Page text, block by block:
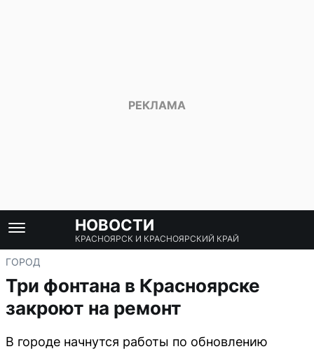
НОВОСТИ
КРАСНОЯРСК И КРАСНОЯРСКИЙ КРАЙ
ГОРОД
Три фонтана в Красноярске
закроют на ремонт
В городе начнутся работы по обновлению